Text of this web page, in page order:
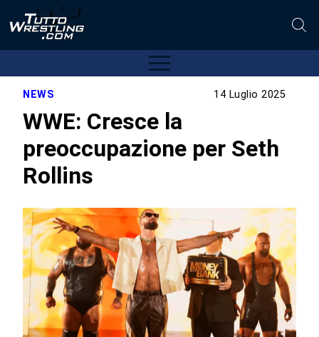
NEWS 14 Luglio 2025
WWE: Cresce la
preoccupazione per Seth
Rollins